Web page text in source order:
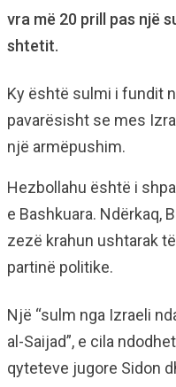
vra më 20 prill pas një
shtetit.
Ky është sulmi i fundit
pavarësisht se mes
një armëpushim.
Hezbollahu është i
e Bashkuara. Ndërkaq,
zezë krahun ushtarak
partinë politike.
Një “sulm nga Izraeli
al-Saijad”, e cila
qyteteve jugore Sidon